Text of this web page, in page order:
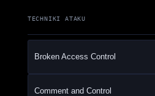
TECHNIKI ATAKU
Broken Access Control
Comment and Control